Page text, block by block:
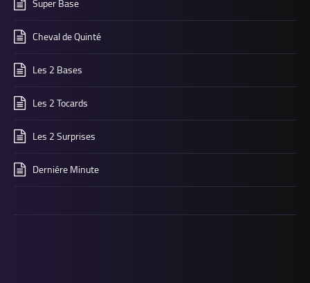
Super Base
Cheval de Quinté
Les 2 Bases
Les 2 Tocards
Les 2 Surprises
Derniére Minute